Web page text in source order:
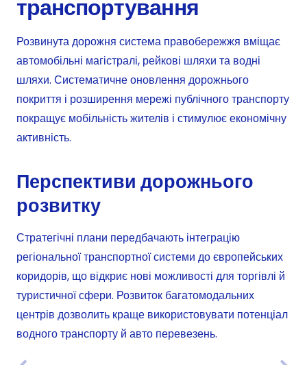
транспортування
Розвинута дорожня система правобережжя вміщає
автомобільні магістралі, рейкові шляхи та водні
шляхи. Систематичне оновлення дорожнього
покриття і розширення мережі публічного транспорту
покращує мобільність жителів і стимулює економічну
активність.
Перспективи дорожнього
розвитку
Стратегічні плани передбачають інтеграцію
регіональної транспортної системи до європейських
коридорів, що відкриє нові можливості для торгівлі й
туристичної сфери. Розвиток багатомодальних
центрів дозволить краще використовувати потенціал
водного транспорту й авто перевезень.